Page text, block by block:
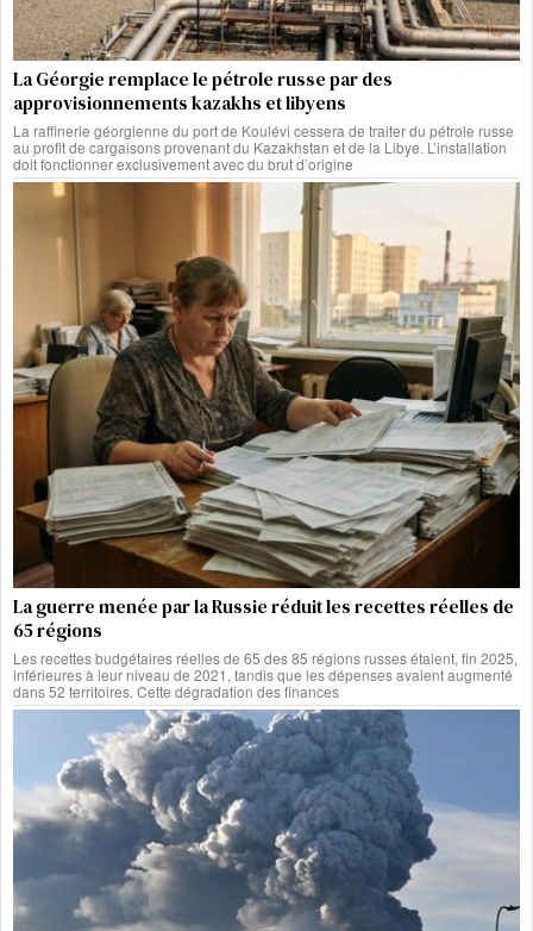
La Géorgie remplace le pétrole russe par des
approvisionnements kazakhs et libyens
La raffinerie géorgienne du port de Koulévi cessera de traiter du pétrole russe
au profit de cargaisons provenant du Kazakhstan et de la Libye. L’installation
doit fonctionner exclusivement avec du brut d’origine
La guerre menée par la Russie réduit les recettes réelles de
65 régions
Les recettes budgétaires réelles de 65 des 85 régions russes étaient, fin 2025,
inférieures à leur niveau de 2021, tandis que les dépenses avaient augmenté
dans 52 territoires. Cette dégradation des finances